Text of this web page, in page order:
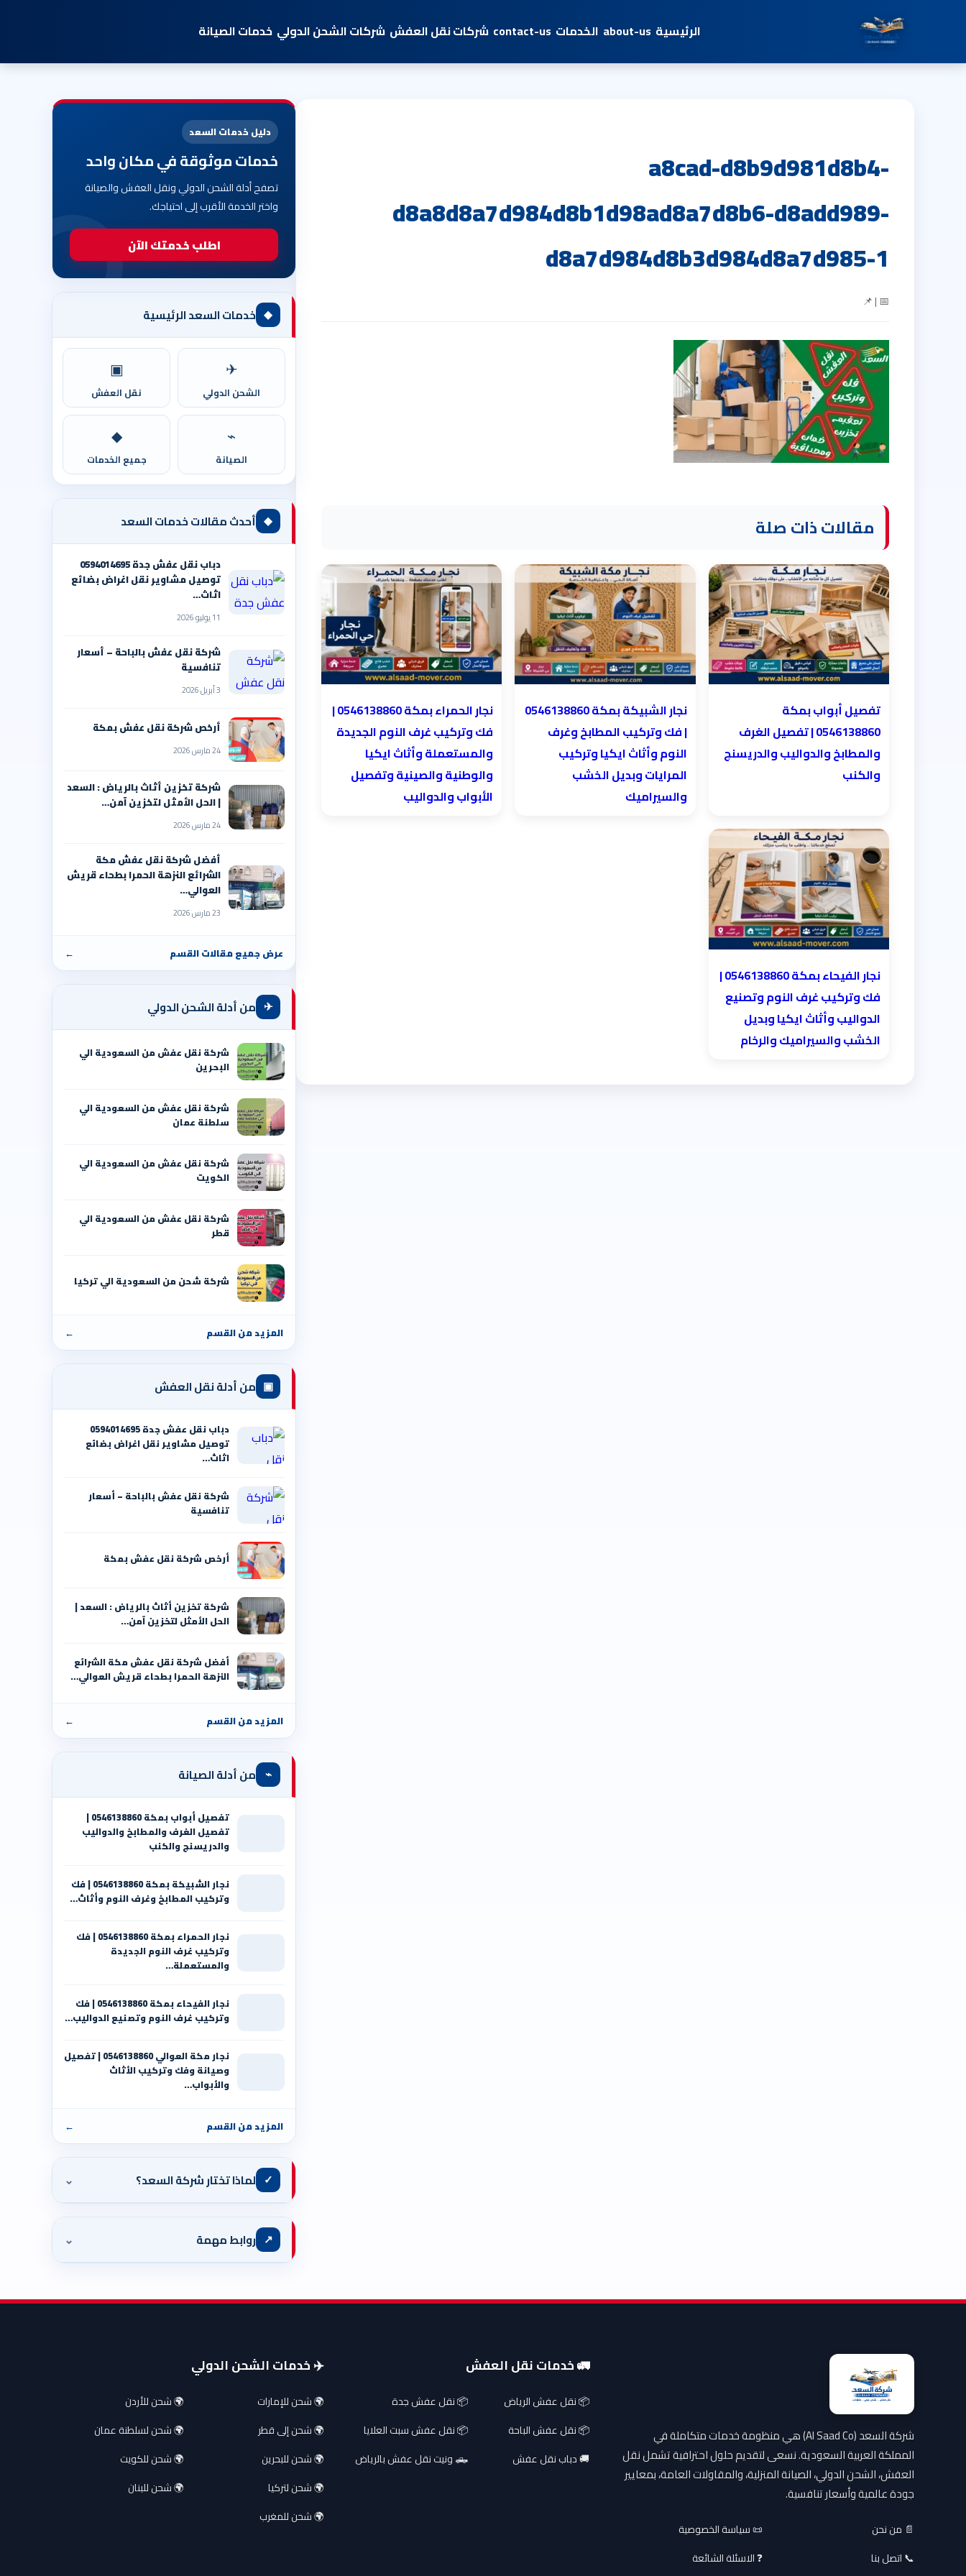
الرئيسية about-us الخدمات contact-us شركات نقل العفش شركات الشحن الدولي خدمات الصيانة
a8cad-d8b9d981d8b4-
d8a8d8a7d984d8b1d98ad8a7d8b6-d8add989-
d8a7d984d8b3d984d8a7d985-1
📅 | 📌
مقالات ذات صلة
تفصيل أبواب بمكة
0546138860 | تفصيل الغرف
والمطابخ والدواليب والدريسنج
والكنب
| فك وتركيب المطابخ وغرف
النوم وأثاث ايكيا وتركيب
المرايات وبديل الخشب
والسيراميك
نجار الحمراء بمكة 0546138860⁩ |
فك وتركيب غرف النوم الجديدة
والمستعملة وأثاث ايكيا
والوطنية والصينية وتفصيل
الأبواب والدواليب
نجار الفيحاء بمكة 0546138860⁩ |
فك وتركيب غرف النوم وتصنيع
الدواليب وأثاث ايكيا وبديل
الخشب والسيراميك والرخام
دليل خدمات السعد
خدمات موثوقة في مكان واحد
تصفح أدلة الشحن الدولي ونقل العفش والصيانة
واختر الخدمة الأقرب إلى احتياجك.
اطلب خدمتك الآن
◆ خدمات السعد الرئيسية
✈
الشحن الدولي
▣
نقل العفش
⌁
الصيانة
◆
جميع الخدمات
◆ أحدث مقالات خدمات السعد
دباب نقل عفش جدة 0594014695
توصيل مشاوير نقل اغراض بضائع
اثاث…
11 يوليو 2026
شركة نقل عفش بالباحة – أسعار
تنافسية
3 أبريل 2026
أرخص شركة نقل عفش بمكة
24 مارس 2026
شركة تخزين أثاث بالرياض : السعد
| الحل الأمثل لتخزين آمن…
24 مارس 2026
أفضل شركة نقل عفش مكة
الشرائع النزهة الحمرا بطحاء قريش
العوالي…
23 مارس 2026
عرض جميع مقالات القسم ←
✈ من أدلة الشحن الدولي
شركة نقل عفش من السعودية الي
البحرين
شركة نقل عفش من السعودية الي
سلطنة عمان
شركة نقل عفش من السعودية الي
الكويت
شركة نقل عفش من السعودية الي
قطر
شركة شحن من السعودية الي تركيا
المزيد من القسم ←
▣ من أدلة نقل العفش
دباب نقل عفش جدة 0594014695
توصيل مشاوير نقل اغراض بضائع
اثاث…
شركة نقل عفش بالباحة – أسعار
تنافسية
أرخص شركة نقل عفش بمكة
شركة تخزين أثاث بالرياض : السعد |
الحل الأمثل لتخزين آمن…
أفضل شركة نقل عفش مكة الشرائع
النزهة الحمرا بطحاء قريش العوالي…
المزيد من القسم ←
⌁ من أدلة الصيانة
تفصيل أبواب بمكة 0546138860 |
تفصيل الغرف والمطابخ والدواليب
والدريسنج والكنب
نجار الشبيكة بمكة 0546138860⁩ | فك
وتركيب المطابخ وغرف النوم وأثاث…
نجار الحمراء بمكة 0546138860⁩ | فك
وتركيب غرف النوم الجديدة
والمستعملة…
نجار الفيحاء بمكة 0546138860⁩ | فك
وتركيب غرف النوم وتصنيع الدواليب…
نجار مكة العوالي 0546138860⁩ | تفصيل
وصيانة وفك وتركيب الأثاث
والأبواب…
المزيد من القسم ←
✓ لماذا تختار شركة السعد؟ ⌄
↗ روابط مهمة ⌄
شركة السعد (Al Saad Co) هي منظومة خدمات متكاملة في
المملكة العربية السعودية. نسعى لتقديم حلول احترافية تشمل نقل
العفش، الشحن الدولي، الصيانة المنزلية، والمقاولات العامة، بمعايير
جودة عالمية وأسعار تنافسية.
📄 من نحن
📜 سياسة الخصوصية
📞 اتصل بنا
❓ الاسئلة الشائعة
🚛 خدمات نقل العفش
📦 نقل عفش الرياض
📦 نقل عفش جدة
📦 نقل عفش الباحة
📦 نقل عفش سبت العلايا
🚚 دباب نقل عفش
🛻 ونيت نقل عفش بالرياض
✈️ خدمات الشحن الدولي
🌍 شحن للإمارات
🌍 شحن للأردن
🌍 شحن إلى قطر
🌍 شحن لسلطنة عمان
🌍 شحن للبحرين
🌍 شحن للكويت
🌍 شحن لتركيا
🌍 شحن للبنان
🌍 شحن للمغرب